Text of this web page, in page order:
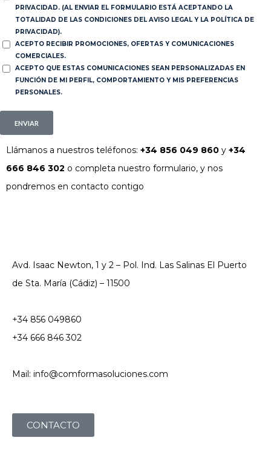
PRIVACIDAD. (AL ENVIAR EL FORMULARIO ESTÁ ACEPTANDO LA
TOTALIDAD DE LAS CONDICIONES DEL AVISO LEGAL Y LA POLÍTICA DE
PRIVACIDAD).
ACEPTO RECIBIR PROMOCIONES, OFERTAS Y COMUNICACIONES
COMERCIALES.
ACEPTO QUE ESTAS COMUNICACIONES SEAN PERSONALIZADAS EN
FUNCIÓN DE MI PERFIL, COMPORTAMIENTO Y MIS PREFERENCIAS
PERSONALES.
ENVIAR
Llámanos a nuestros teléfonos: +34 856 049 860 y +34
666 846 302 o completa nuestro formulario, y nos
pondremos en contacto contigo
Avd. Isaac Newton, 1 y 2 – Pol. Ind. Las Salinas El Puerto
de Sta. María (Cádiz) – 11500
+34 856 049860
+34 666 846 302
Mail: info@comformasoluciones.com
CONTACTO